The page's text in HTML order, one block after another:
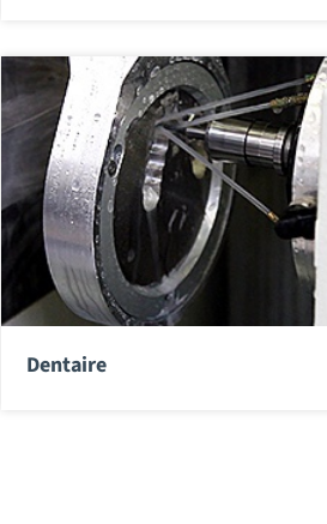
Dentaire